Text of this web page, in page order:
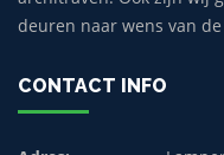
deuren naar wens van
CONTACT INFO